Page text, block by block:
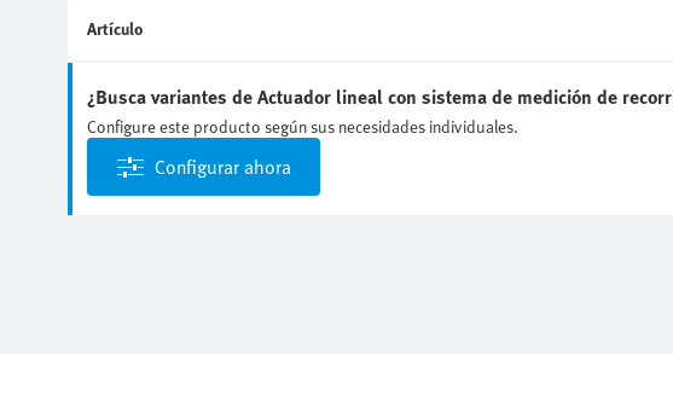
Artículo
¿Busca variantes de Actuador lineal con sistema de medición de
Configure este producto según sus necesidades individuales.
Configurar ahora